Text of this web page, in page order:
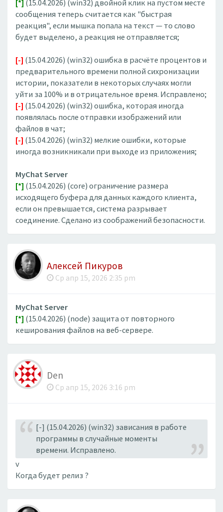
[*] (15.04.2026) (win32) двойной клик на пустом месте
сообщения теперь считается как "быстрая
реакция", если мышка попала на текст — то слово
будет выделено, а реакция не отправляется;
[-] (15.04.2026) (win32) ошибка в расчёте процентов и
предварительного времени полной сихронизации
истории, показатели в некоторых случаях могли
уйти за 100% и в отрицательное время. Исправлено;
[-] (15.04.2026) (win32) ошибка, которая иногда
появлялась после отправки изображений или
файлов в чат;
[-] (15.04.2026) (win32) мелкие ошибки, которые
иногда возникникали при выходе из приложения;
MyChat Server
[*] (15.04.2026) (core) ограничение размера
исходящего буфера для данных каждого клиента,
если он превышается, система разрывает
соединение. Сделано из соображений безопасности.
Алексей Пикуров
Ср апр 15, 2026 2:35 pm
MyChat Server
[*] (15.04.2026) (node) защита от повторного
кеширования файлов на веб-сервере.
Den
Ср апр 15, 2026 3:16 pm
[-] (15.04.2026) (win32) зависания в работе
программы в случайные моменты
времени. Исправлено.
v
Когда будет релиз ?